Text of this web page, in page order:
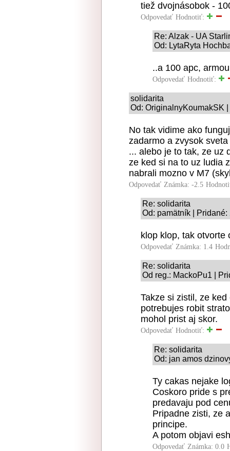
tiež dvojnásobok -
Odpovedať Hodnotiť:
Re: Alzak - UA
Od: LytaRyta
..a 100 apc,
Odpovedať Hodnotiť:
solidarita
Od: OriginalnyKoumakSK
No tak vidime ako
zadarmo a zvysok
... alebo je to tak, ze uz
ze ked si na to uz ludia
nabrali mozno v M7
Odpovedať Známka: -2.5
Re: solidarita
Od: pamätník |
klop klop, tak otvorte
Odpovedať Známka: 1.4
Re: solidarita
Od reg.: MackoPu1 |
Takze si zistil, ze
potrebujes robit
mohol prist aj skor.
Odpovedať Hodnotiť:
Re: solidarita
Od: jan amos
Ty cakas nejake
Coskoro pride s
predavaju pod
Pripadne zisti, ze
principe.
A potom objavi
Odpovedať Známka: 0.0